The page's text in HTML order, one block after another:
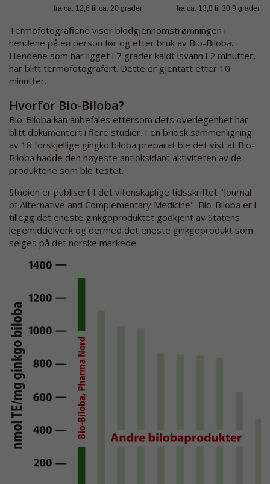
fra ca. 12,6 til ca. 20 grader
fra ca. 13,8 til 30,9 grader
Termofotografiene viser blodgjennomstrømningen i
hendene på en person før og etter bruk av Bio-Biloba.
Hendene som har ligget i 7 grader kaldt isvann i 2 minutter,
har blitt termofotografert. Dette er gjentatt etter 10
minutter.
Hvorfor Bio-Biloba?
Bio-Biloba kan anbefales ettersom dets overlegenhet har
blitt dokumentert i flere studier. I en britisk sammenligning
av 18 forskjellige gingko biloba preparat ble det vist at Bio-
Biloba hadde den høyeste antioksidant aktiviteten av de
produktene som ble testet.
Studien er publisert I det vitenskaplige tidsskriftet "Journal
of Alternative and Complementary Medicine". Bio-Biloba er i
tillegg det eneste ginkgoproduktet godkjent av Statens
legemiddelverk og dermed det eneste ginkgoprodukt som
selges på det norske markede.